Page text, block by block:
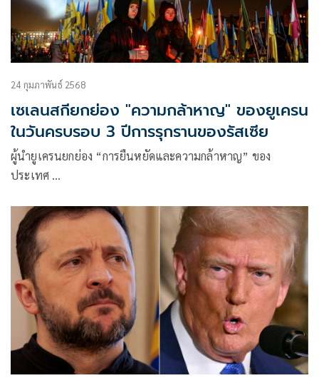
24 กุมภาพันธ์ 2568
เซเลนสกียกย่อง "ความกล้าหาญ" ของยูเครน
ในวันครบรอบ 3 ปีการรุกรานของรัสเซีย
ผู้นำยูเครนยกย่อง “การยืนหยัดและความกล้าหาญ” ของ
ประเทศ …